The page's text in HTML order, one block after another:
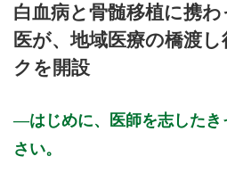
白血病と骨髄移植に携
医が、地域医療の橋渡
クを開設
はじめに、医師を志した
さい。